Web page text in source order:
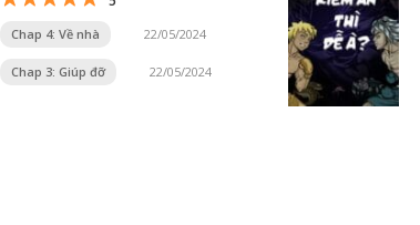
Chap 4: Về nhà 22/05/2024
Chap 3: Giúp đỡ 22/05/2024